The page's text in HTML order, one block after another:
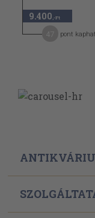
9.400 ,-Ft
pont